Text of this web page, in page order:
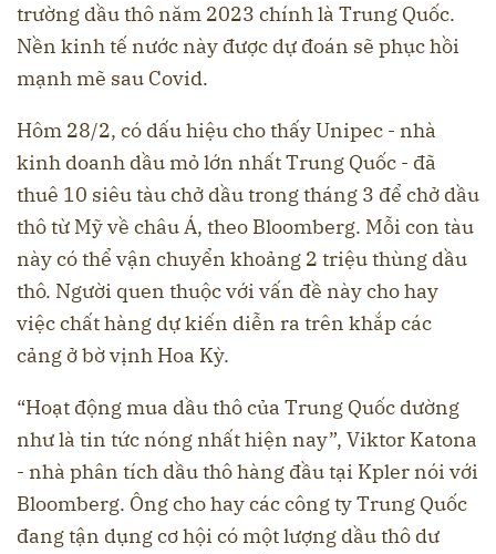
trường dầu thô năm 2023 chính là Trung Quốc.
Nền kinh tế nước này được dự đoán sẽ phục hồi
mạnh mẽ sau Covid.
Hôm 28/2, có dấu hiệu cho thấy Unipec - nhà
kinh doanh dầu mỏ lớn nhất Trung Quốc - đã
thuê 10 siêu tàu chở dầu trong tháng 3 để chở dầu
thô từ Mỹ về châu Á, theo Bloomberg. Mỗi con tàu
này có thể vận chuyển khoảng 2 triệu thùng dầu
thô. Người quen thuộc với vấn đề này cho hay
việc chất hàng dự kiến diễn ra trên khắp các
cảng ở bờ vịnh Hoa Kỳ.
“Hoạt động mua dầu thô của Trung Quốc dường
như là tin tức nóng nhất hiện nay”, Viktor Katona
- nhà phân tích dầu thô hàng đầu tại Kpler nói với
Bloomberg. Ông cho hay các công ty Trung Quốc
đang tận dụng cơ hội có một lượng dầu thô dư